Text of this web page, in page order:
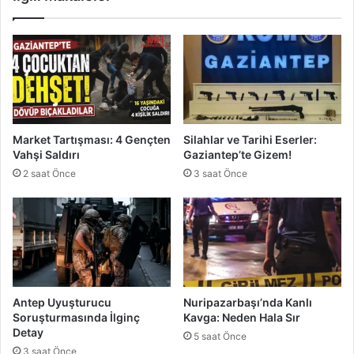
:
T
e
p
k
l
e
r
Ç
ı
ğ
G
i
b
a
A
d
a
l
t
B
e
k
l
e
y
i
ş
S
ü
r
Market Tartışması: 4 Gençten
Vahşi Saldırı
2 saat Önce
Silahlar ve Tarihi Eserler:
Gaziantep’te Gizem!
3 saat Önce
Antep Uyuşturucu
Soruşturmasında İlginç
Detay
3 saat Önce
Nuripazarbaşı’nda Kanlı
Kavga: Neden Hala Sır
5 saat Önce